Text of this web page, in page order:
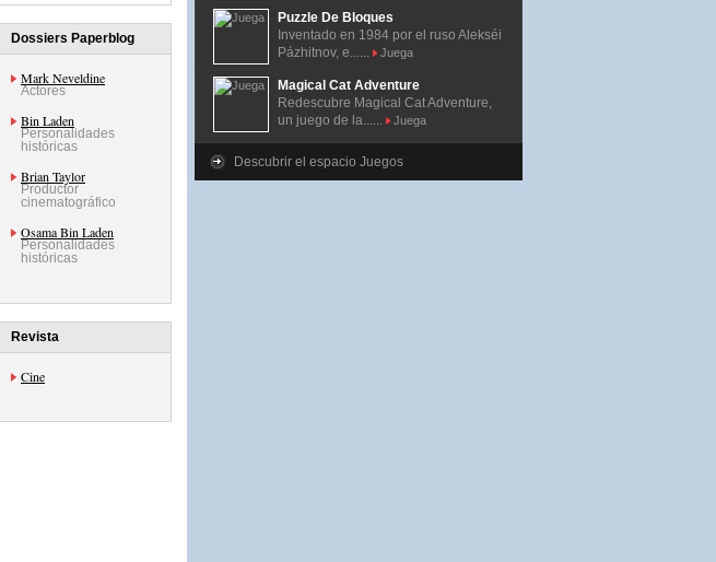
Dossiers Paperblog
Mark Neveldine
Actores
Bin Laden
Personalidades
históricas
Brian Taylor
Productor
cinematográfico
Osama Bin Laden
Personalidades
históricas
Revista
Cine
Puzzle De Bloques
Inventado en 1984 por el ruso Alekséi
Pázhitnov, e......
Juega
Magical Cat Adventure
Redescubre Magical Cat Adventure,
un juego de la......
Juega
Descubrir el espacio Juegos